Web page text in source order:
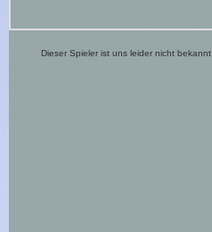
Dieser Spieler ist uns leider nicht bekannt.